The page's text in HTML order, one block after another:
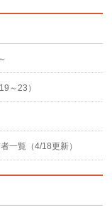
～23）
一覧（4/18更新）